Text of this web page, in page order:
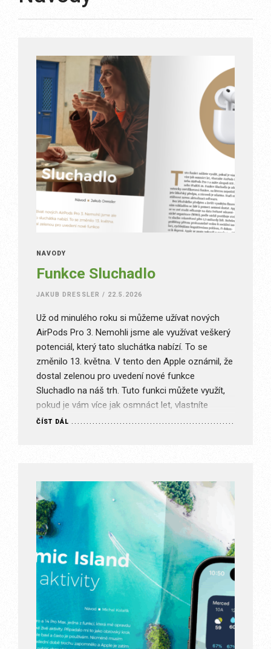
NÁVODY
Funkce Sluchadlo
JAKUB DRESSLER / 22.5.2026
Už od minulého roku si můžeme užívat nových
AirPods Pro 3. Nemohli jsme ale využívat veškerý
potenciál, který tato sluchátka nabízí. To se
změnilo 13. května. V tento den Apple oznámil, že
dostal zelenou pro uvedení nové funkce
Sluchadlo na náš trh. Tuto funkci můžete využít,
pokud je vám více jak osmnáct let, vlastníte
AirPods…
ČÍST DÁL